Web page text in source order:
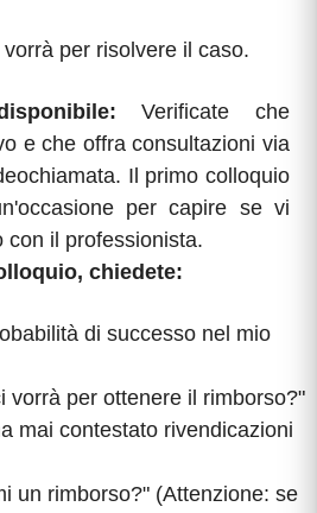
per risolvere il caso.
Verificate che
e che offra consultazioni via
Il primo colloquio
per capire se vi
con il professionista.
chiedete:
di successo nel mio
vorrà per ottenere il rimborso?"
mai contestato rivendicazioni
un rimborso?" (Attenzione: se